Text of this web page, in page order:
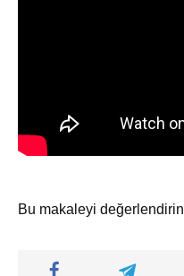
Bu makaleyi değerlendirin